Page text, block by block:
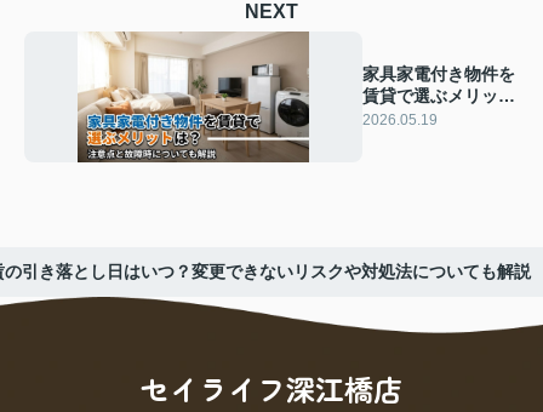
NEXT
家具家電付き物件を
賃貸で選ぶメリット
は？注意点と故障時
2026.05.19
の引き落とし日はいつ？変更できないリスクや対処法についても解説
セイライフ深江橋店